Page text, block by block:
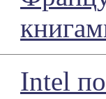
Intel